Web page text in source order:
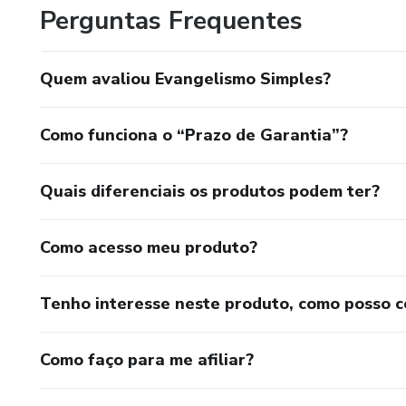
Perguntas Frequentes
Quem avaliou Evangelismo Simples?
Como funciona o “Prazo de Garantia”?
Quais diferenciais os produtos podem ter?
Como acesso meu produto?
Tenho interesse neste produto, como posso
Como faço para me afiliar?